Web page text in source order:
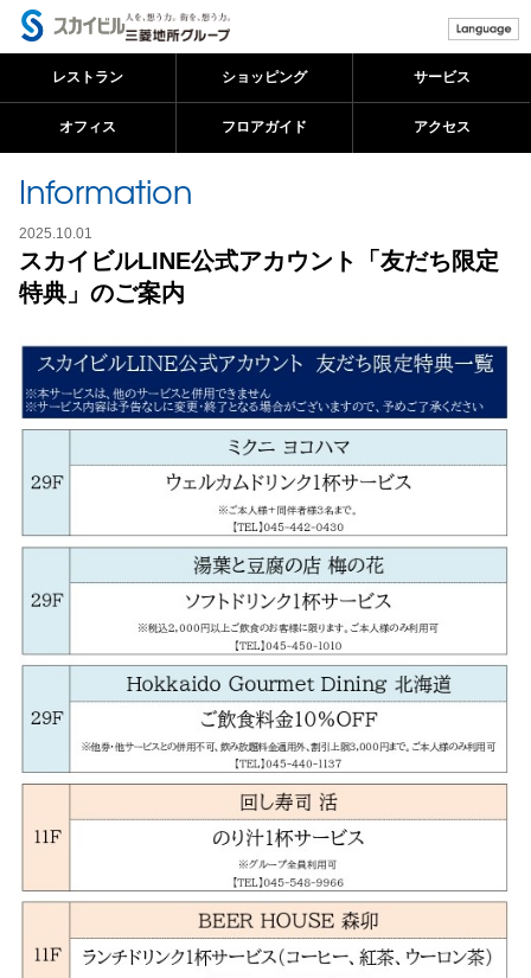
レストラン ショッピング サービス
オフィス フロアガイド アクセス
Information
2025.10.01
スカイビルLINE公式アカウント「友だち限定
特典」のご案内